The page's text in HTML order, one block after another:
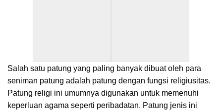
Salah satu patung yang paling banyak dibuat oleh para
seniman patung adalah patung dengan fungsi religiusitas.
Patung religi ini umumnya digunakan untuk memenuhi
keperluan agama seperti peribadatan. Patung jenis ini